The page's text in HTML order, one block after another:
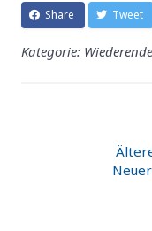
Share Tweet
Kategorie: